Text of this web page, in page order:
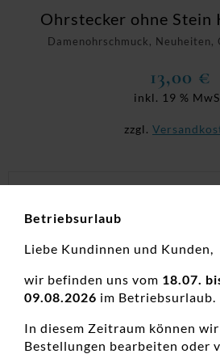
Damenohrschmuck, Neuheiten,
Ohrstecker ohne Stein
13,00 €
inkl. 19 %
zzgl.
Betriebsurlaub
Liebe Kundinnen und Kunden,
wir befinden uns vom 18.07.
09.08.2026 im Betriebsurlaub.
In diesem Zeitraum können
Bestellungen bearbeiten oder